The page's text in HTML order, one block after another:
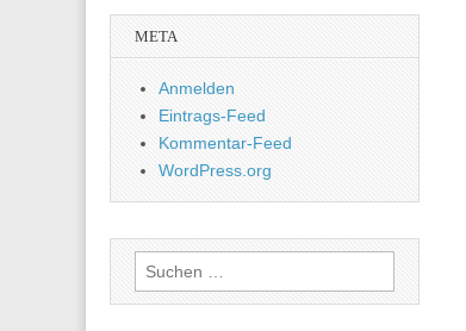
META
Anmelden
Eintrags-Feed
Kommentar-Feed
WordPress.org
Suchen
nach: